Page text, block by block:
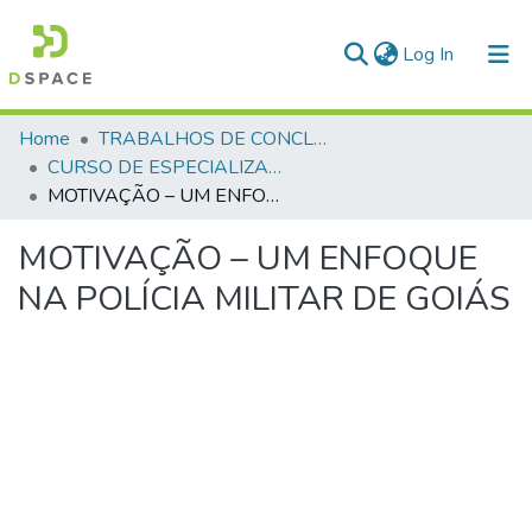
Log In (current)
Communities & Collections
All of DSpace
Home
TRABALHOS DE CONCLUSÃO DE CURSO - CEGESP (CURSO DE ESPECIALIZAÇÃO EM GERENCIAMENTO EM SEGURANÇA PÚBLICA)
CURSO DE ESPECIALIZAÇÃO EM GERENCIAMENTO EM SEGURANÇA PÚBLICA - CEGESP - 2005
MOTIVAÇÃO – UM ENFOQUE NA POLÍCIA MILITAR DE GOIÁS
MOTIVAÇÃO – UM ENFOQUE
NA POLÍCIA MILITAR DE GOIÁS